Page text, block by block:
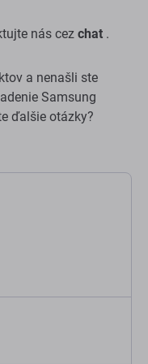
nás cez chat .
a nenašli ste
Samsung
ďalšie otázky?